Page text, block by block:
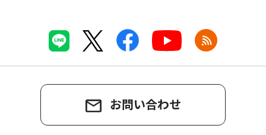
お問い合わせ